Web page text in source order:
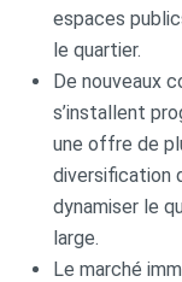
espaces
le quartier.
De nouveaux
s’installent
une offre de
diversification
dynamiser le
large.
Le marché